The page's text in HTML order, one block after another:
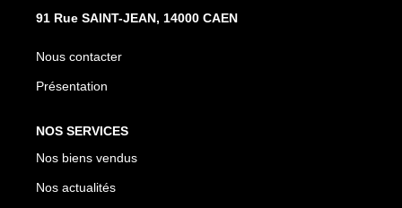
91 Rue SAINT-JEAN, 14000 CAEN
Nous contacter
Présentation
NOS SERVICES
Nos biens vendus
Nos actualités